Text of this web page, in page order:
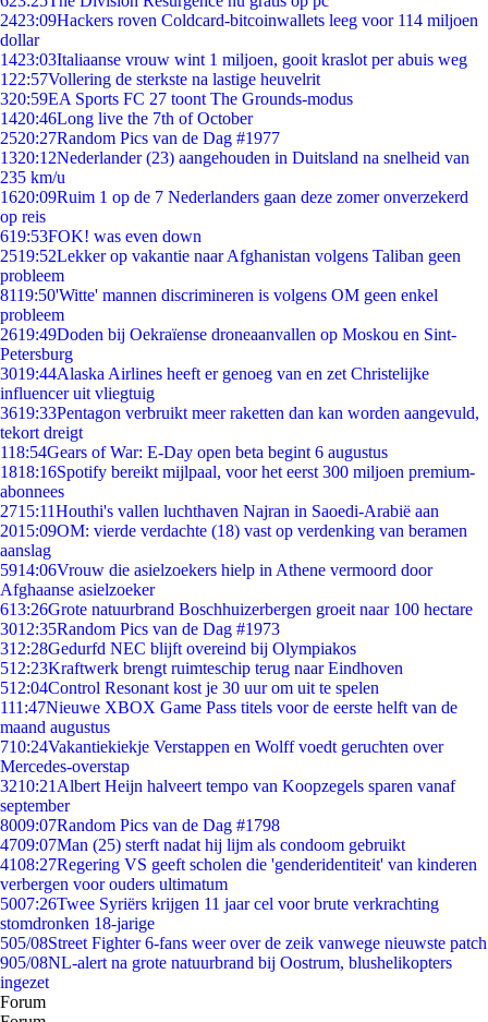
2423:09Hackers roven Coldcard-bitcoinwallets leeg voor 114 miljoen
dollar
1423:03Italiaanse vrouw wint 1 miljoen, gooit kraslot per abuis weg
1 22:57Vollering de sterkste na lastige heuvelrit
320:59EA Sports FC 27 toont The Grounds-modus
1420:46Long live the 7th of October
2520:27Random Pics van de Dag #1977
1320:12Nederlander (23) aangehouden in Duitsland na snelheid van
235 km/u
1620:09Ruim 1 op de 7 Nederlanders gaan deze zomer onverzekerd
op reis
619:53FOK! was even down
2519:52Lekker op vakantie naar Afghanistan volgens Taliban geen
probleem
8119:50'Witte' mannen discrimineren is volgens OM geen enkel
probleem
2619:49Doden bij Oekraïense droneaanvallen op Moskou en Sint-
Petersburg
3019:44Alaska Airlines heeft er genoeg van en zet Christelijke
influencer uit vliegtuig
3619:33Pentagon verbruikt meer raketten dan kan worden aangevuld,
tekort dreigt
118:54Gears of War: E-Day open beta begint 6 augustus
1818:16Spotify bereikt mijlpaal, voor het eerst 300 miljoen premium-
abonnees
2715:11Houthi's vallen luchthaven Najran in Saoedi-Arabië aan
2015:09OM: vierde verdachte (18) vast op verdenking van beramen
aanslag
5914:06Vrouw die asielzoekers hielp in Athene vermoord door
Afghaanse asielzoeker
613:26Grote natuurbrand Boschhuizerbergen groeit naar 100 hectare
3012:35Random Pics van de Dag #1973
312:28Gedurfd NEC blijft overeind bij Olympiakos
512:23Kraftwerk brengt ruimteschip terug naar Eindhoven
512:04Control Resonant kost je 30 uur om uit te spelen
111:47Nieuwe XBOX Game Pass titels voor de eerste helft van de
maand augustus
710:24Vakantiekiekje Verstappen en Wolff voedt geruchten over
Mercedes-overstap
3210:21 Albert Heijn halveert tempo van Koopzegels sparen vanaf
september
8009:07Random Pics van de Dag #1798
4709:07Man (25) sterft nadat hij lijm als condoom gebruikt
4108:27Regering VS geeft scholen die 'genderidentiteit' van kinderen
verbergen voor ouders ultimatum
5007:26Twee Syriërs krijgen 11 jaar cel voor brute verkrachting
stomdronken 18-jarige
505/08Street Fighter 6-fans weer over de zeik vanwege nieuwste patch
905/08NL-alert na grote natuurbrand bij Oostrum, blushelikopters
ingezet
Forum